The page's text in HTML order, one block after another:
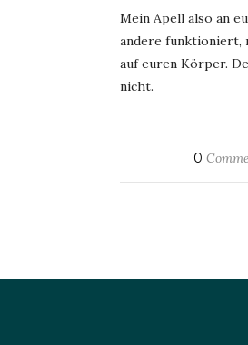
Mein Apell also an
andere funktioniert,
auf euren Körper.
nicht.
0